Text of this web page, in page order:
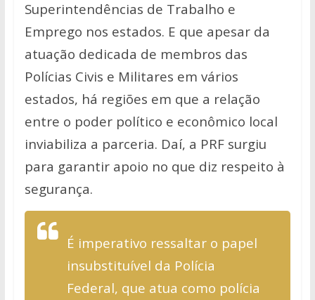
Superintendências de Trabalho e
Emprego nos estados. E que apesar da
atuação dedicada de membros das
Polícias Civis e Militares em vários
estados, há regiões em que a relação
entre o poder político e econômico local
inviabiliza a parceria. Daí, a PRF surgiu
para garantir apoio no que diz respeito à
segurança.
É imperativo ressaltar o papel
insubstituível da Polícia
Federal, que atua como polícia